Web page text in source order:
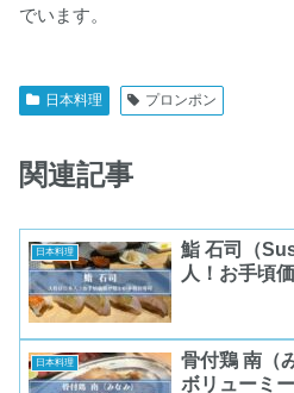
でいます。
日本料理 プロンポン
関連記事
日本料理
鮨 石司（
人！お手頃
日本料理
骨付鶏 南（
ボリューミ